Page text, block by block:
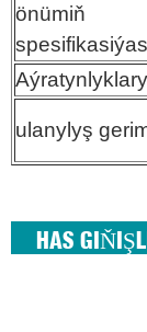
önümiň
Aýratynlyklary
ulanylyş
HAS